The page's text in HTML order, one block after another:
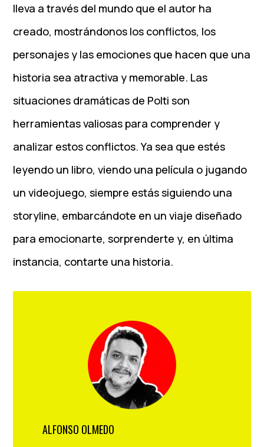
lleva a través del mundo que el autor ha
creado, mostrándonos los conflictos, los
personajes y las emociones que hacen que una
historia sea atractiva y memorable. Las
situaciones dramáticas de Polti son
herramientas valiosas para comprender y
analizar estos conflictos. Ya sea que estés
leyendo un libro, viendo una película o jugando
un videojuego, siempre estás siguiendo una
storyline, embarcándote en un viaje diseñado
para emocionarte, sorprenderte y, en última
instancia, contarte una historia.
ALFONSO OLMEDO